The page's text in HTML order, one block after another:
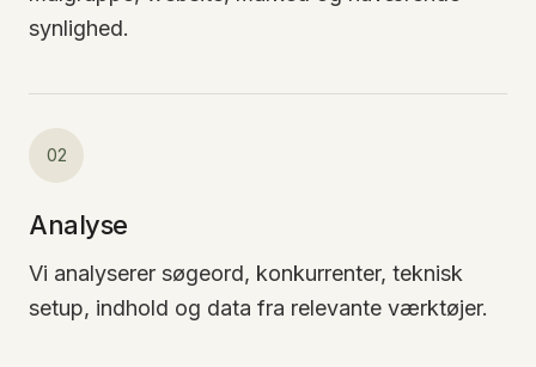
synlighed.
02
Analyse
Vi analyserer søgeord, konkurrenter, teknisk
setup, indhold og data fra relevante værktøjer.